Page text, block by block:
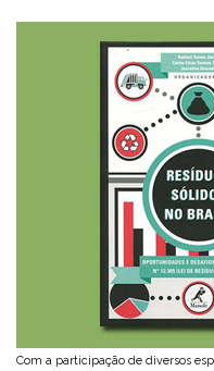
Com a participação de diversos